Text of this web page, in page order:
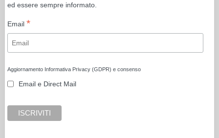
ed essere sempre informato.
Email *
Aggiornamento Informativa Privacy (GDPR) e consenso
Email e Direct Mail